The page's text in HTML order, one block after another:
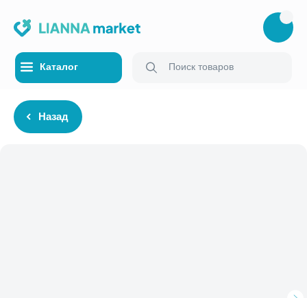
Каталог
Поиск товаров
Каталог
Назад